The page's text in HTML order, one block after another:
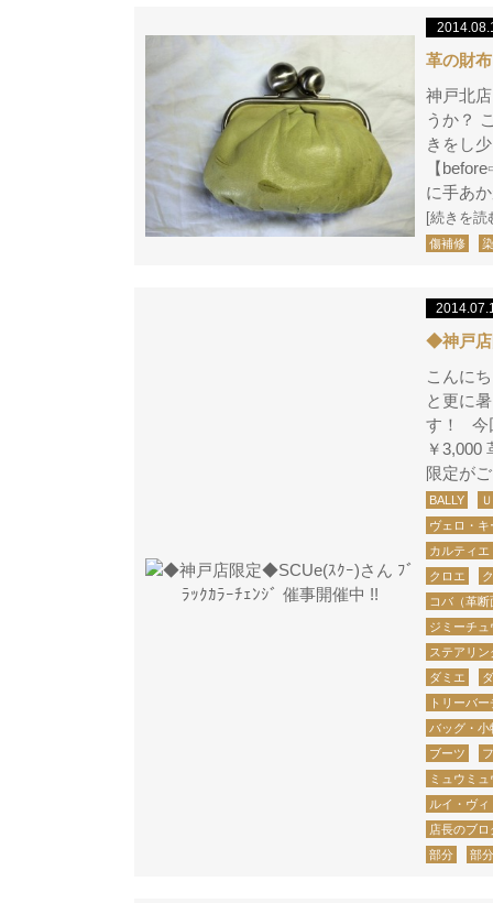
革の財
神戸北
うか？
きをし
【
に手あ
[続きを読
傷補修
◆神戸店
こんに
と更に
す！ 今
￥3,000
限定が
BALLY
ヴェロ・キ
カルティエ
クロエ
コバ（革
ジミーチュ
ステアリ
ダミエ
トリーバー
バッグ・小
ブーツ
ミュウミュ
ルイ・ヴィ
店長のブロ
部分
部